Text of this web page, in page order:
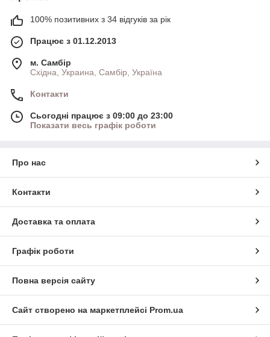
100% позитивних з 34 відгуків за рік
Працює з 01.12.2013
м. Самбір
Східна, Украина, Самбір, Україна
Контакти
Сьогодні працює з 09:00 до 23:00
Показати весь графік роботи
Про нас
Контакти
Доставка та оплата
Графік роботи
Повна версія сайту
Сайт створено на маркетплейсі Prom.ua